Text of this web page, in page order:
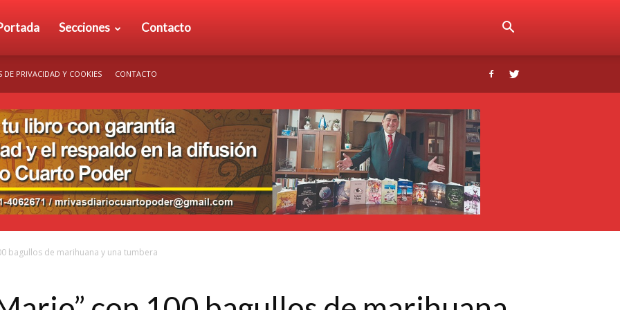
Secciones Contacto
DE PRIVACIDAD Y COOKIES CONTACTO
bagullos de marihuana y una tumbera